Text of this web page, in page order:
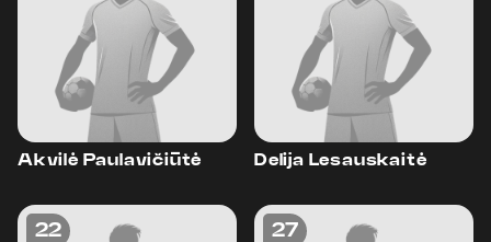
Akvilė Paulavičiūtė Delija Lesauskaitė
22 27